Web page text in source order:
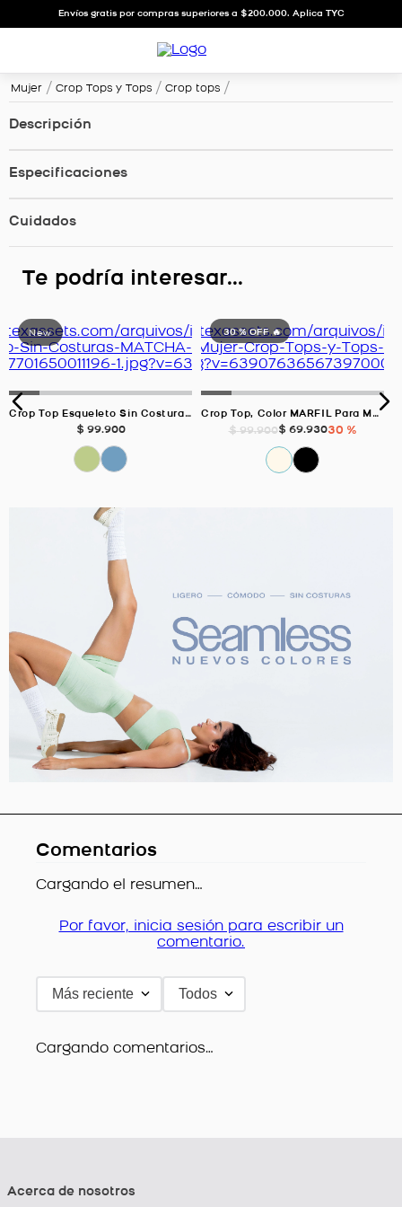
Envíos gratis por compras superiores a $200.000. Aplica TYC
Mujer Crop Tops y Tops Crop tops
Descripción
Especificaciones
Cuidados
Te podría interesar...
Crop Top Esqueleto Sin Costuras MATCHA Para Mujer
$ 99.900
30 % OFF 🔥
Crop Top, Color MARFIL Para Mujer
$ 99.900$ 69.93030 %
Comentarios
Cargando el resumen…
Por favor, inicia sesión para escribir un
comentario.
Más reciente Todos
Cargando comentarios…
Acerca de nosotros